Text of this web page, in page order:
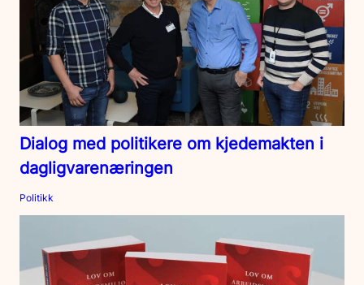
Dialog med politikere om kjedemakten i
dagligvarenæringen
Politikk